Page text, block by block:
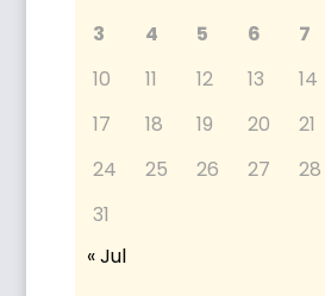
3
4 5 6 7
10
11 12 13 14
17
18 19 20 21
24
25 26 27 28
31
« Jul